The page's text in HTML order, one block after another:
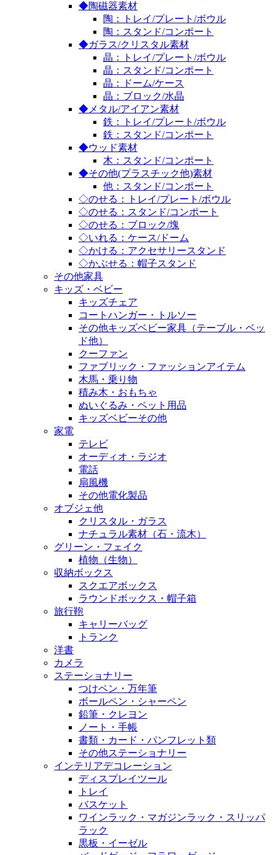
◆陶磁器素材
陶：トレイ/プレート/ボウル
陶：スタンド/コンポート
◆ガラス/クリスタル素材
晶：トレイ/プレート/ボウル
晶：スタンド/コンポート
晶：ドーム/ケース
晶：ブロック/水晶
◆メタル/アイアン素材
鉄：トレイ/プレート/ボウル
鉄：スタンド/コンポート
◆ウッド素材
木：スタンド/コンポート
◆その他(プラスチック他)素材
他：スタンド/コンポート
◇のせる：トレイ/プレート/ボウル
◇のせる：スタンド/コンポート
◇のせる：ブロック/塊
◇いれる：ケース/ドーム
◇かける：アクセサリースタンド
◇かぶせる：帽子スタンド
その他家具
キッズ・ベビー
キッズチェア
コートハンガー・トルソー
その他キッズベビー家具（テーブル・ベッ
ド他）
クーファン
ファブリック・ファッションアイテム
木馬・乗り物
積み木・おもちゃ
ぬいぐるみ・ペット用品
キッズベビーその他
家電
テレビ
オーディオ・ラジオ
電話
扇風機
その他電化製品
オブジェ他
クリスタル・ガラス
ナチュラル素材（石・流木）
グリーン・フェイク
植物（生物）
収納ボックス
スクエアボックス
ラウンドボックス・帽子箱
旅行鞄
キャリーバッグ
トランク
洋書
カメラ
ステーショナリー
つけペン・万年筆
ボールペン・シャーペン
鉛筆・クレヨン
ノート・手帳
書類・カード・パンフレット類
その他ステーショナリー
インテリアデコレーション
ディスプレイツール
トレイ
バスケット
ワインラック・マガジンラック・スリッパ
ラック
黒板・イーゼル